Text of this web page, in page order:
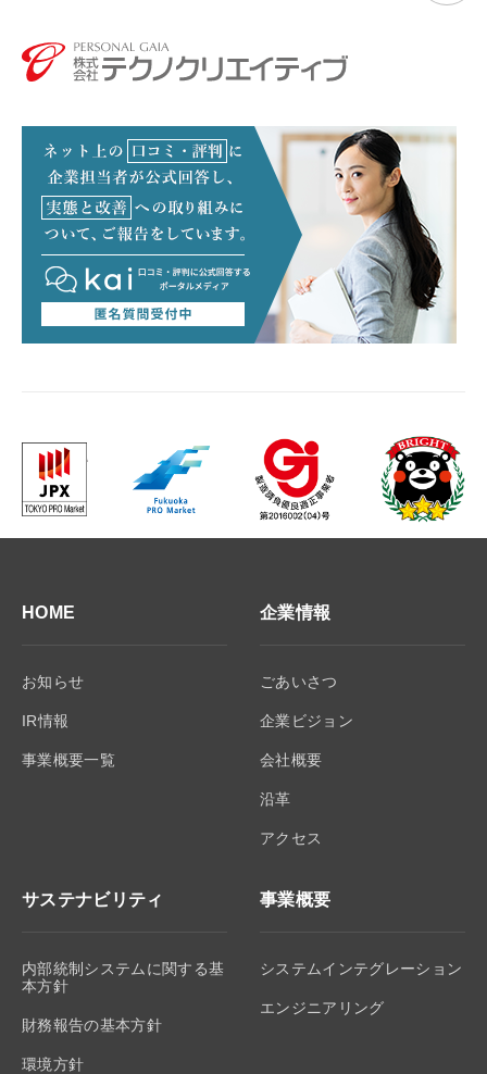
HOME
お知らせ
IR情報
事業概要一覧
企業情報
ごあいさつ
企業ビジョン
会社概要
沿革
アクセス
サステナビリティ
内部統制システムに関する基
本方針
財務報告の基本方針
環境方針
事業概要
システムインテグレーション
エンジニアリング